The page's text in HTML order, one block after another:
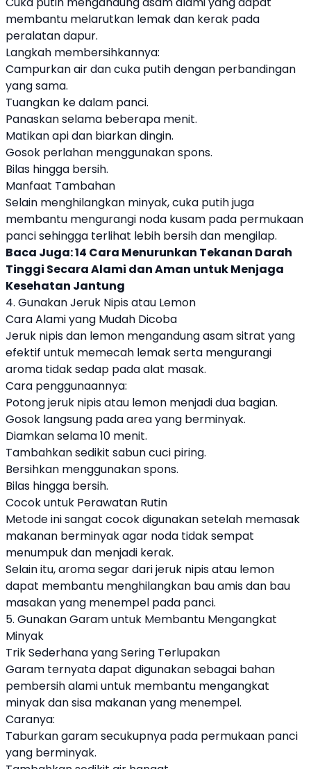
membantu melarutkan lemak dan kerak pada
peralatan dapur.
Langkah membersihkannya:
Campurkan air dan cuka putih dengan perbandingan
yang sama.
Tuangkan ke dalam panci.
Panaskan selama beberapa menit.
Matikan api dan biarkan dingin.
Gosok perlahan menggunakan spons.
Bilas hingga bersih.
Manfaat Tambahan
Selain menghilangkan minyak, cuka putih juga
membantu mengurangi noda kusam pada permukaan
panci sehingga terlihat lebih bersih dan mengilap.
Baca Juga:14 Cara Menurunkan Tekanan Darah
Tinggi Secara Alami dan Aman untuk Menjaga
Kesehatan Jantung
4. Gunakan Jeruk Nipis atau Lemon
Cara Alami yang Mudah Dicoba
Jeruk nipis dan lemon mengandung asam sitrat yang
efektif untuk memecah lemak serta mengurangi
aroma tidak sedap pada alat masak.
Cara penggunaannya:
Potong jeruk nipis atau lemon menjadi dua bagian.
Gosok langsung pada area yang berminyak.
Diamkan selama 10 menit.
Tambahkan sedikit sabun cuci piring.
Bersihkan menggunakan spons.
Bilas hingga bersih.
Cocok untuk Perawatan Rutin
Metode ini sangat cocok digunakan setelah memasak
makanan berminyak agar noda tidak sempat
menumpuk dan menjadi kerak.
Selain itu, aroma segar dari jeruk nipis atau lemon
dapat membantu menghilangkan bau amis dan bau
masakan yang menempel pada panci.
5. Gunakan Garam untuk Membantu Mengangkat
Minyak
Trik Sederhana yang Sering Terlupakan
Garam ternyata dapat digunakan sebagai bahan
pembersih alami untuk membantu mengangkat
minyak dan sisa makanan yang menempel.
Caranya:
Taburkan garam secukupnya pada permukaan panci
yang berminyak.